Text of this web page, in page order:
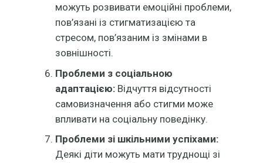
можуть розвивати емоційні проблеми,
пов’язані із стигматизацією та
стресом, пов’язаним із змінами в
зовнішності.
Проблеми з соціальною
адаптацією:Відчуття відсутності
самовизначення або стигми може
впливати на соціальну поведінку.
Проблеми зі шкільними успіхами:
Деякі діти можуть мати труднощі зі